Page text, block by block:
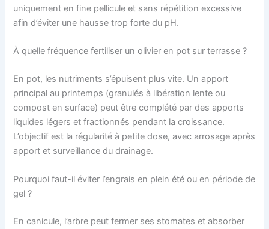
uniquement en fine pellicule et sans répétition excessive
afin d’éviter une hausse trop forte du pH.
À quelle fréquence fertiliser un olivier en pot sur terrasse ?
En pot, les nutriments s’épuisent plus vite. Un apport
principal au printemps (granulés à libération lente ou
compost en surface) peut être complété par des apports
liquides légers et fractionnés pendant la croissance.
L’objectif est la régularité à petite dose, avec arrosage après
apport et surveillance du drainage.
Pourquoi faut-il éviter l’engrais en plein été ou en période de
gel ?
En canicule, l’arbre peut fermer ses stomates et absorber